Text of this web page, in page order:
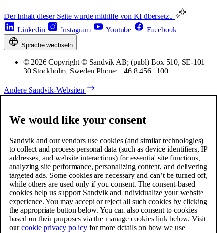
Der Inhalt dieser Seite wurde mithilfe von KI übersetzt.
Linkedin
Instagram Youtube Facebook
Sprache wechseln
© 2026 Copyright © Sandvik AB; (publ) Box 510, SE-101
30 Stockholm, Sweden Phone: +46 8 456 1100
Andere Sandvik-Websiten
We would like your consent
Sandvik and our vendors use cookies (and similar technologies)
to collect and process personal data (such as device identifiers, IP
addresses, and website interactions) for essential site functions,
analyzing site performance, personalizing content, and delivering
targeted ads. Some cookies are necessary and can’t be turned off,
while others are used only if you consent. The consent-based
cookies help us support Sandvik and individualize your website
experience. You may accept or reject all such cookies by clicking
the appropriate button below. You can also consent to cookies
based on their purposes via the manage cookies link below. Visit
ourcookie privacy policy for more details on how we use